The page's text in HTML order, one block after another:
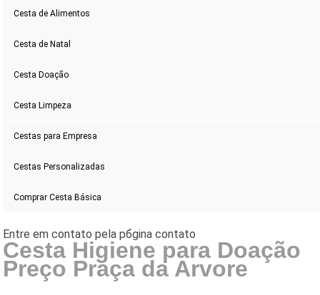
Cesta de Alimentos
Cesta de Natal
Cesta Doação
Cesta Limpeza
Cestas para Empresa
Cestas Personalizadas
Comprar Cesta Básica
Cesta Higiene para Doação
Preço Praça da Arvore